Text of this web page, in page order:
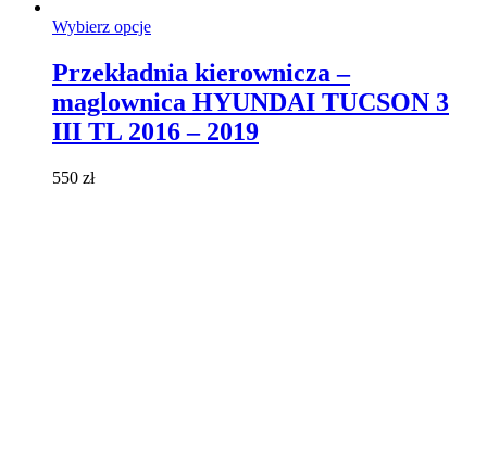
Wybierz opcjeTen
ma
wiele
wariantów.
Opcje
można
Przekładnia kierownicza –
maglownica HYUNDAI TUCSON 3
III TL 2016 – 2019
550 zł